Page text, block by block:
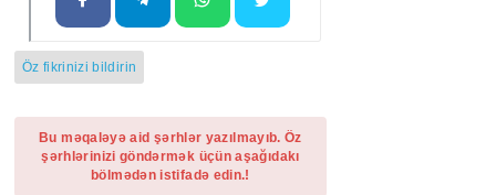
Öz fikrinizi bildirin
Bu məqaləyə aid şərhlər yazılmayıb. Öz
şərhlərinizi göndərmək üçün aşağıdakı
bölmədən istifadə edin.!